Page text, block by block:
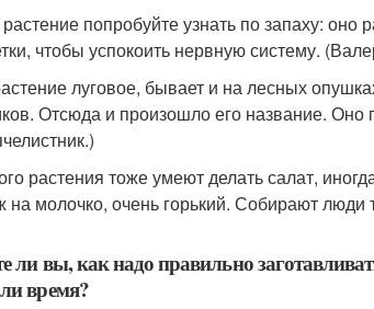
попробуйте узнать по запаху:
чтобы успокоить нервную систему.
луговое, бывает и на лесных
Отсюда и произошло его название. Оно
растения тоже умеют делать салат,
на молочко, очень горький. Собирают люди
ли вы, как надо правильно
время?